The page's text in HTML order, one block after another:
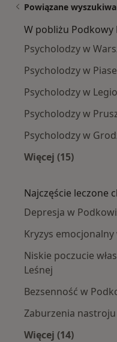
Powiązane
W pobliżu Podkowy
Psycholodzy w
Psycholodzy w
Psycholodzy w
Psycholodzy w
Psycholodzy w
Więcej (15)
Najczęście leczone
Depresja w
Kryzys
Niskie poczucie
Leśnej
Bezsenność w
Zaburzenia
Więcej (14)